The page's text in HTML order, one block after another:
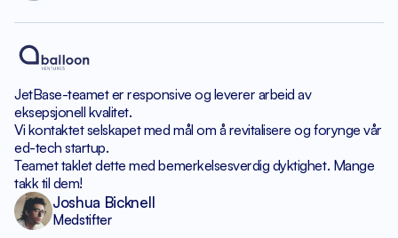
JetBase-teamet er responsiveog leverer arbeid av
eksepsjonell kvalitet.
Vi kontaktet selskapet med mål om å revitalisere og forynge vår
ed-tech startup.
Teamet taklet dette med bemerkelsesverdig dyktighet. Mange
takk til dem!
Joshua Bicknell
Medstifter